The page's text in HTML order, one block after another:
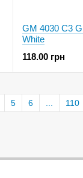
GM 4030 C3
White
118.00 грн
5 6 110